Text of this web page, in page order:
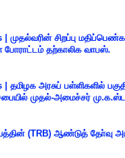
முதல்வரின் சிறப்பு
போராட்டம் தற்காலிக வாபஸ்.
தமிழக அரசுப் பள்ளிகளில்
முதல்-அமைச்சர்
(TRB) ஆண்டுத்